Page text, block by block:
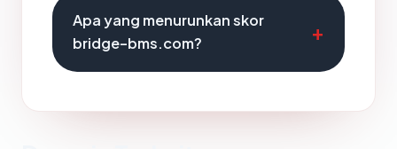
Apa yang menurunkan skor
bridge-bms.com?